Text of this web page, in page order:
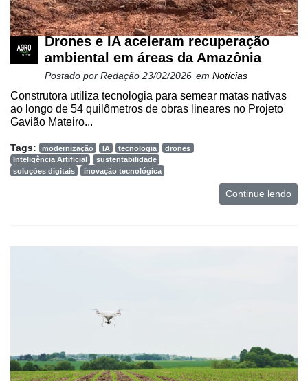
Drones e IA aceleram recuperação
ambiental em áreas da Amazônia
Postado por Redação 23/02/2026 em Notícias
Construtora utiliza tecnologia para semear matas nativas
ao longo de 54 quilômetros de obras lineares no Projeto
Gavião Mateiro...
Tags: modernização IA tecnologia
drones
Inteligência Artificial
sustentabilidade
soluções digitais
inovação tecnológica
Continue lendo